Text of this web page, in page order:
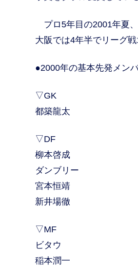
プロ5年目の2001年夏
大阪では4年半でリーグ
●2000年の基本先発メン
▽GK
都築龍太
▽DF
柳本啓成
ダンブリー
宮本恒靖
新井場徹
▽MF
ビタウ
稲本潤一